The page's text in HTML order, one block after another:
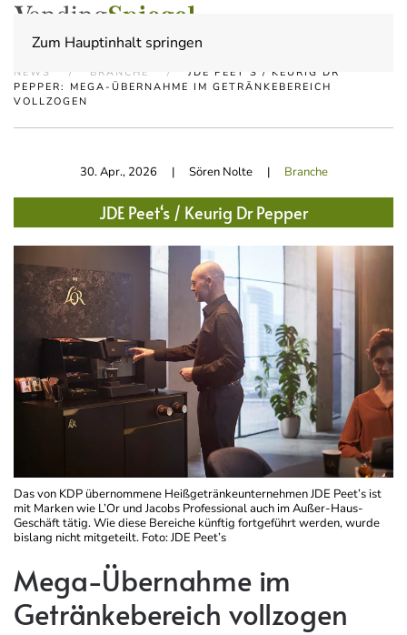
Zum Hauptinhalt springen
NEWS BRANCHE
JDE PEET‘S / KEURIG DR
PEPPER: MEGA-ÜBERNAHME IM GETRÄNKEBEREICH
VOLLZOGEN
30. Apr., 2026 | Sören Nolte | Branche
JDE Peet‘s / Keurig Dr Pepper
Das von KDP übernommene Heißgetränkeunternehmen JDE Peet’s ist
mit Marken wie L’Or und Jacobs Professional auch im Außer-Haus-
Geschäft tätig. Wie diese Bereiche künftig fortgeführt werden, wurde
bislang nicht mitgeteilt. Foto: JDE Peet’s
Mega-Übernahme im
Getränkebereich vollzogen